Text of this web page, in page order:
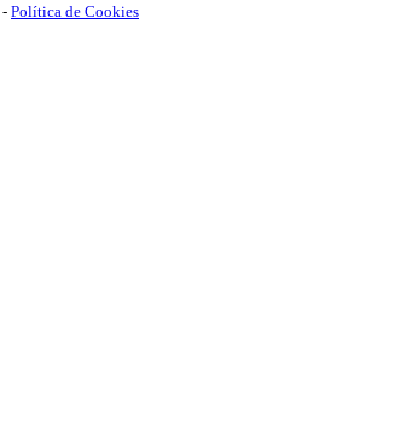
- Política de Cookies